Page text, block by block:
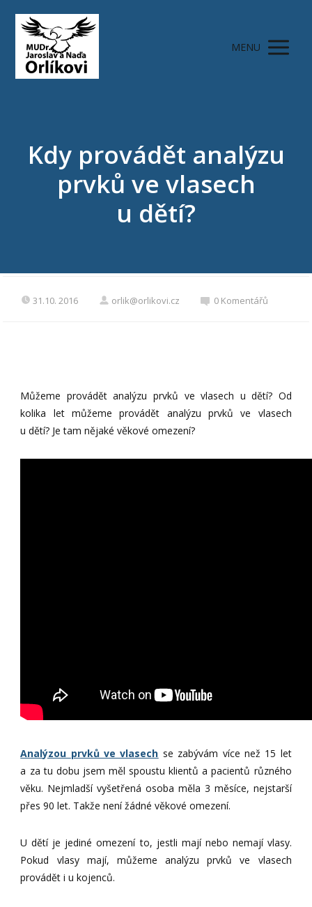
MENU
Kdy provádět analýzu
prvků ve vlasech
u dětí?
31.10. 2016 orlik@orlikovi.cz 0 Komentářů
Můžeme provádět analýzu prvků ve vlasech u dětí? Od
kolika let můžeme provádět analýzu prvků ve vlasech
u dětí? Je tam nějaké věkové omezení?
Analýzou prvků ve vlasech se zabývám více než 15 let
a za tu dobu jsem měl spoustu klientů a pacientů různého
věku. Nejmladší vyšetřená osoba měla 3 měsíce, nejstarší
přes 90 let. Takže není žádné věkové omezení.
U dětí je jediné omezení to, jestli mají nebo nemají vlasy.
Pokud vlasy mají, můžeme analýzu prvků ve vlasech
provádět i u kojenců.